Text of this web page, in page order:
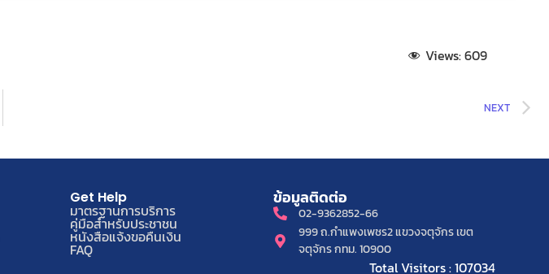
Views:609
NEXT
Get Help
มาตรฐานการบริการ
คู่มือสำหรับประชาชน
หนังสือแจ้งขอคืนเงิน
FAQ
ข้อมูลติดต่อ
02-9362852-66
999 ถ.กำแพงเพชร2 แขวงจตุจักร เขต
จตุจักร กทม. 10900
Total Visitors : 107034